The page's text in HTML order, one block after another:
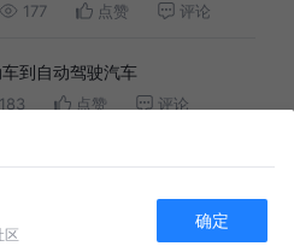
177 点赞 评论
到自动驾驶汽车
183 点赞 评论
插入式混合动力电动汽车市场带
评论
区
确定